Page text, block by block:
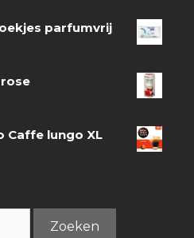
parfumvrij
Caffe lungo XL
Zoeken